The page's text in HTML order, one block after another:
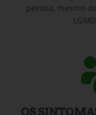
pessoa, mesmo
OS